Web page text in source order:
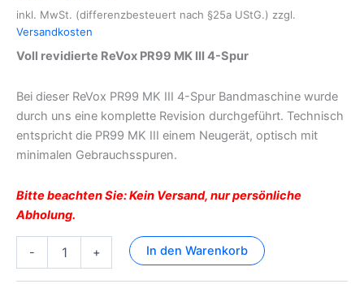
inkl. MwSt. (differenzbesteuert nach §25a UStG.) zzgl.
Versandkosten
Voll revidierte ReVox PR99 MK III 4-Spur
Bei dieser ReVox PR99 MK III 4-Spur Bandmaschine wurde
durch uns eine komplette Revision durchgeführt. Technisch
entspricht die PR99 MK III einem Neugerät, optisch mit
minimalen Gebrauchsspuren.
Bitte beachten Sie: Kein Versand, nur persönliche
Abholung.
- + In den Warenkorb